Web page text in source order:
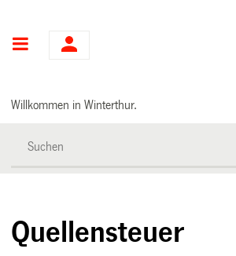
Hauptnavigation
Willkommen in Winterthur.
Quellensteuer